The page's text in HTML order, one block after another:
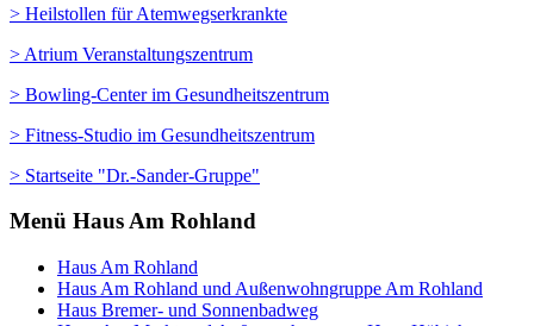
> Heilstollen für Atemwegserkrankte
> Atrium Veranstaltungszentrum
> Bowling-Center im Gesundheitszentrum
> Fitness-Studio im Gesundheitszentrum
> Startseite "Dr.-Sander-Gruppe"
Menü Haus Am Rohland
Haus Am Rohland
Haus Am Rohland und Außenwohngruppe Am Rohland
Haus Bremer- und Sonnenbadweg